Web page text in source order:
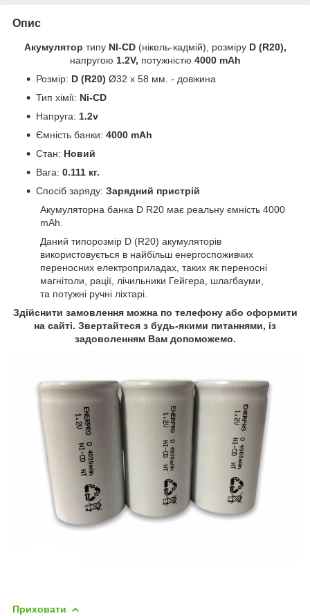
Опис
Акумулятор типу NI-CD (нікель-кадмій), розміруD (R20),
напругою 1.2V, потужністю 4000 mAh
Розмір: D (R20) Ø32 x 58 мм. - довжина
Тип хімії: Ni-СD
Напруга: 1.2v
Ємність банки: 4000 mAh
Стан: Новий
Вага: 0.111 кг.
Спосіб заряду: Зарядний пристрій
Акумуляторна банка D R20 має реальну ємність 4000
mAh.
Даний типорозмір D (R20) акумуляторів
використовується в найбільш енергоспоживчих
переносних електроприладах, таких як переносні
магнітоли, рації, лічильники Гейгера, шлагбауми,
та потужні ручні ліхтарі.
Здійснити замовлення можна по телефону або оформити
на сайті. Звертайтеся з будь-якими питаннями, із
задоволенням Вам допоможемо.
Приховати